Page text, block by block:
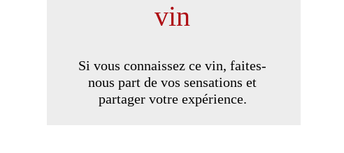
vin
Si vous connaissez ce vin, faites-
nous part de vos sensations et
partager votre expérience.